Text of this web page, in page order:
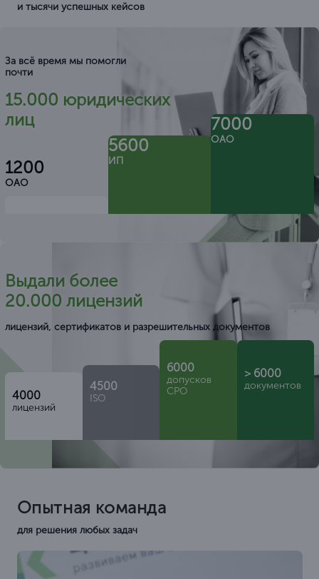
и тысячи успешных кейсов
За всё время мы помогли
почти
15.000 юридических
лиц
1200
ОАО
5600
ИП
7000
ОАО
Выдали более
20.000 лицензий
лицензий, сертификатов и разрешительных документов
4000
лицензий
4500
ISO
6000
допусков
СРО
> 6000
документов
Опытная команда
для решения любых задач